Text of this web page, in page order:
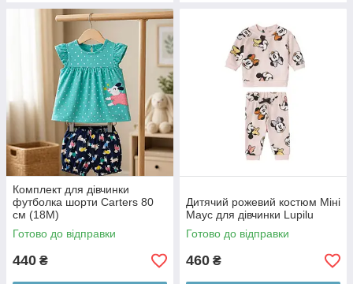
Комплект для дівчинки
футболка шорти Carters 80
см (18М)
Готово до відправки
440 ₴
Дитячий рожевий костюм Міні
Маус для дівчинки Lupilu
Готово до відправки
460 ₴